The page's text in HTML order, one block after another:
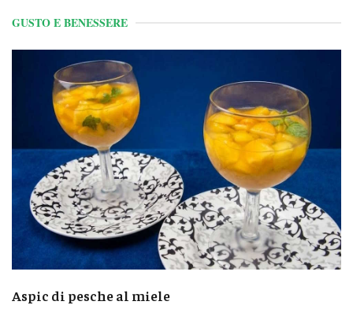
GUSTO E BENESSERE
Aspic di pesche al miele